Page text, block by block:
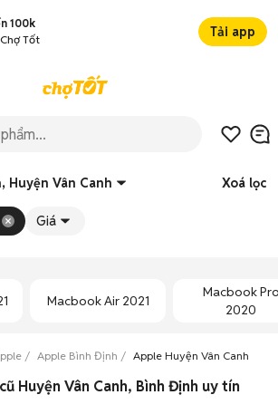
100k
Tốt
Tải app
Huyện Vân Canh Xoá lọc
Giá
Macbook Air 2021
Macbook
2020
Apple Bình Định Apple Huyện Vân Canh
Huyện Vân Canh, Bình Định uy tín